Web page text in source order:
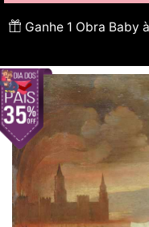
Ganhe 1 Obra Baby